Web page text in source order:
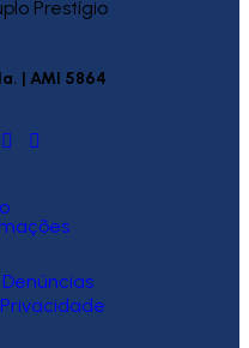
| AMI 5864